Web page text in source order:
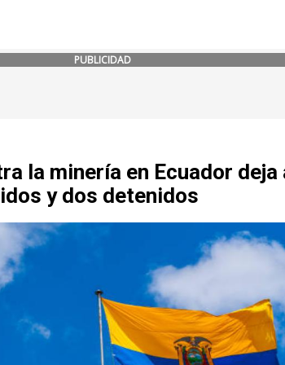
PUBLICIDAD
la minería en Ecuador deja
y dos detenidos